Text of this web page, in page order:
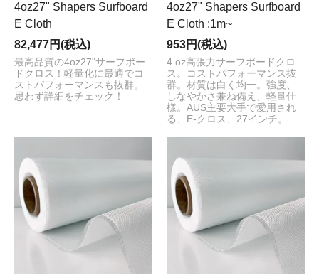
4oz27" Shapers Surfboard
E Cloth
82,477円(税込)
最高品質の4oz27"サーフボー
ドクロス！軽量化に最適でコ
ストパフォーマンスも抜群。
思わず詳細をチェック！
4oz27" Shapers Surfboard
E Cloth :1m~
953円(税込)
4 oz高張力サーフボードクロ
ス。コストパフォーマンス抜
群。材質は白く均一。強度、
しなやかさ兼ね備え、軽量仕
様。AUS主要大手で愛用され
る、E-クロス、27インチ。